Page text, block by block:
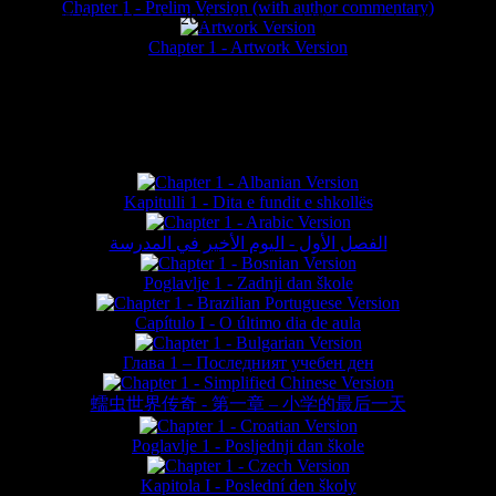
Chapter 1 - Prelim Version (with author commentary)
Chapter 1 - Artwork Version
Kapitulli 1 - Dita e fundit e shkollës
الفصل الأول - اليوم الأخير في المدرسة
Poglavlje 1 - Zadnji dan škole
Capítulo I - O último dia de aula
Глава 1 – Последният учебен ден
蠕虫世界传奇 - 第一章 – 小学的最后一天
Poglavlje 1 - Posljednji dan škole
Kapitola I - Poslední den školy
website © Daniel Lieske 2026 - Wormworld® is a registered